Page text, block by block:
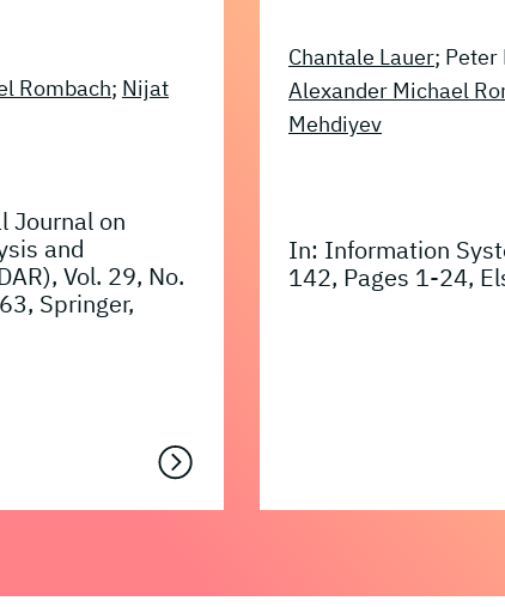
Rombach; Nijat
Journal on
and
Vol. 29, No.
Springer,
Chantale Lauer;
Alexander Michael
Mehdiyev
In: Information
142, Pages 1-24,